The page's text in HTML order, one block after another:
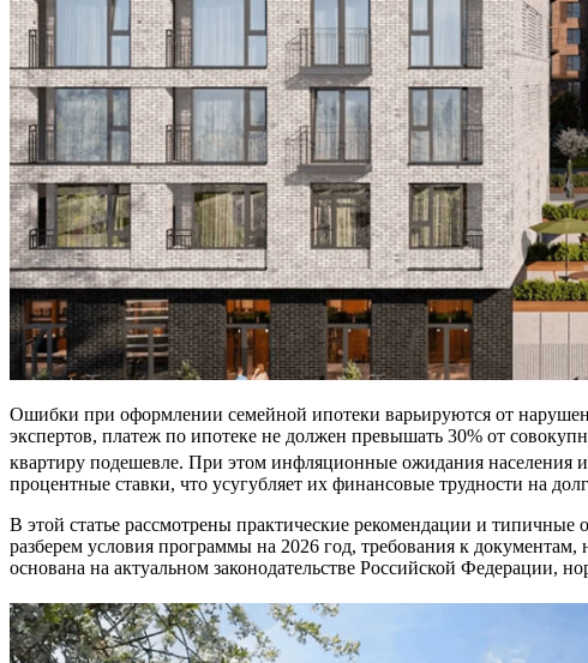
Ошибки при оформлении семейной ипотеки варьируются от
экспертов, платеж по ипотеке не должен превышать 30% от
квартиру подешевле. При этом инфляционные ожидания населения
процентные ставки, что усугубляет их финансовые трудности на
В этой статье рассмотрены практические рекомендации и
разберем условия программы на 2026 год, требования к
основана на актуальном законодательстве Российской Федерации,